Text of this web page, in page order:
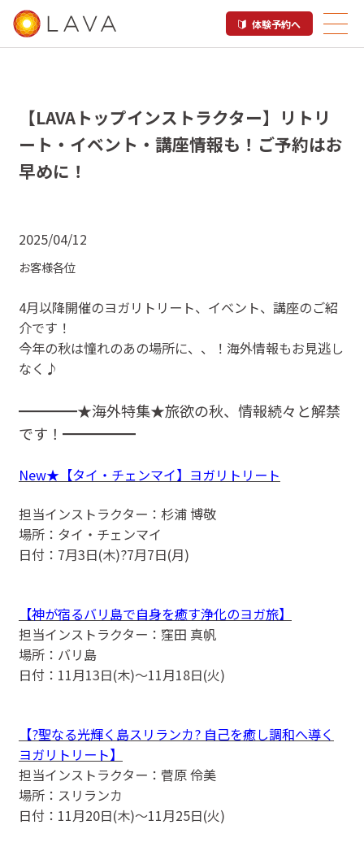
体験予約へ
【LAVAトップインストラクター】リトリ
ート・イベント・講座情報も！ご予約はお
早めに！
2025/04/12
お客様各位
4月以降開催のヨガリトリート、イベント、講座のご紹
介です！
今年の秋は憧れのあの場所に、、！海外情報もお見逃し
なく♪
━━━━★海外特集★旅欲の秋、情報続々と解禁
です！━━━━━
New★【タイ・チェンマイ】ヨガリトリート
担当インストラクター：杉浦 博敬
場所：タイ・チェンマイ
日付：7月3日(木)?7月7日(月)
【神が宿るバリ島で自身を癒す浄化のヨガ旅】
担当インストラクター：窪田 真帆
場所：バリ島
日付：11月13日(木)〜11月18日(火)
【?聖なる光輝く島スリランカ? 自己を癒し調和へ導く
ヨガリトリート】
担当インストラクター：菅原 伶美
場所：スリランカ
日付：11月20日(木)〜11月25日(火)